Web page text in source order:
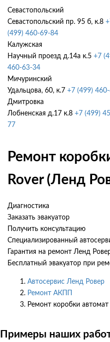
Севастопольский
Севастопольский пр. 95 б, к.8
(499) 460-69-84
Калужская
Научный проезд д.14а к.5 +7
460-63-34
Мичуринский
Удальцова, 60, к.7 +7 (499)
Дмитровка
Лобненская д.17 к.8 +7 (499)
77
Ремонт
Rover (Ленд
Диагностика
Заказать эвакуатор
Получить консультацию
Специализированный
Гарантия на ремонт Ленд
Бесплатный эвакуатор при
Автосервис Ленд Ровер
Ремонт АКПП
Ремонт коробки автомат
Примеры наших